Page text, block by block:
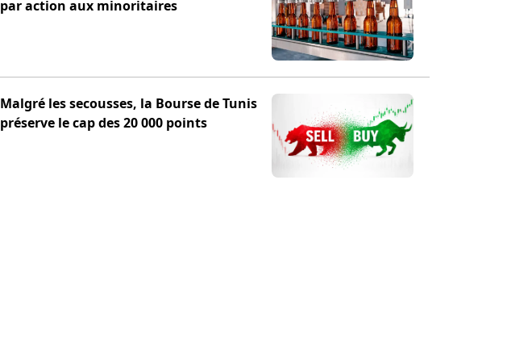
par action aux minoritaires
Malgré les secousses, la Bourse de Tunis
préserve le cap des 20 000 points